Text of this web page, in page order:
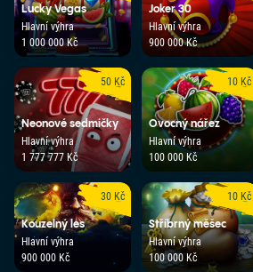
Lucky Vegas
Hlavní výhra
1 000 000 Kč
Joker 30
Hlavní výhra
900 000 Kč
50 Kč
Neonové sedmičky
Hlavní výhra
1 777 777 Kč
10 Kč
Ovocný nářez
Hlavní výhra
100 000 Kč
30 Kč
Kouzelný les
Hlavní výhra
900 000 Kč
10 Kč
Stříbrný měšec
Hlavní výhra
100 000 Kč